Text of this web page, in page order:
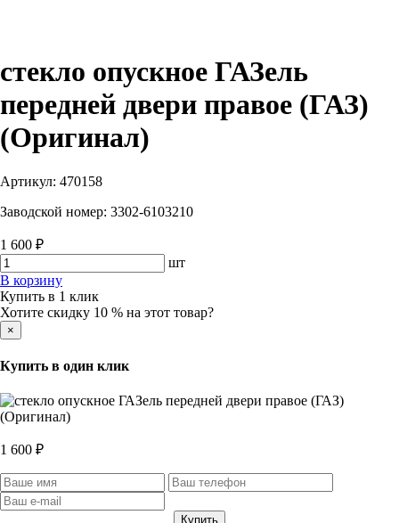
стекло опускное ГАЗель
передней двери правое (ГАЗ)
(Оригинал)
Артикул: 470158
Заводской номер: 3302-6103210
1 600 ₽
шт
В корзину
Купить в 1 клик
Хотите скидку 10 % на этот товар?
×
Купить в один клик
1 600 ₽